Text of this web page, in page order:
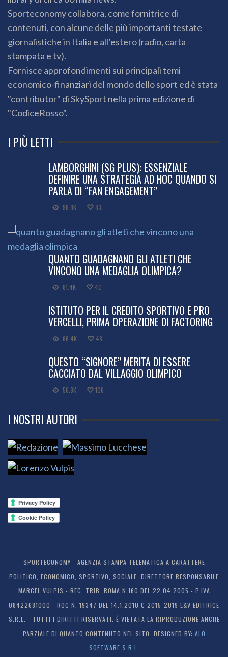
Sporteconomy collabora, come fornitrice di
contenuti, con alcune delle più importanti testate
giornalistiche in Italia e all’estero (radio, carta
stampata e tv).
Fornisce approfondimenti sui principali temi
economico-finanziari del mondo dello sport ed è stata
"contributor" di SkySport nella prima edizione di
"CodiceRosso".
I PIÙ LETTI
LAMBORGHINI (SG PLUS): ESSENZIALE
DEFINIRE UNA STRATEGIA AD HOC QUANDO SI
PARLA DI “FAN ENGAGEMENT”
98.8K 83
QUANTO GUADAGNANO GLI ATLETI CHE
VINCONO UNA MEDAGLIA OLIMPICA?
81.4K 40
ISTITUTO PER IL CREDITO SPORTIVO E PRO
VERCELLI, PRIMA OPERAZIONE DI FACTORING
66.4K 48
QUESTO “SIGNORE” MERITA DI ESSERE
CACCIATO DAL VILLAGGIO OLIMPICO
56.8K 106
I NOSTRI AUTORI
SPORTECONOMY - AGENZIA STAMPA TELEMATICA A CARATTERE
POLITICO, ECONOMICO, SPORTIVO, SOCIALE. DIRETTORE RESPONSABILE
MARCEL VULPIS - REG. TRIB. ROMA N.160 DEL 22.04.2005 - P.IVA
08422681000 - ROC N. 19347 DEL 14.1.2010 C 2015-2019 L&V EDITRICE
S.R.L. - TUTTI I DIRITTI RISERVATI. È VIETATA LA RIPRODUZIONE ANCHE
PARZIALE DI QUANTO CONTENUTO NEL SITO. DESIGNED BY: ALO
SOFTWARE S.R.L.